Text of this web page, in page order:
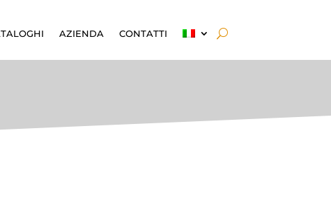
AZIENDA CONTATTI